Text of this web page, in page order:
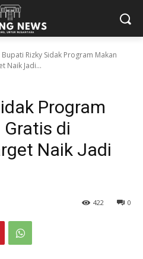
Bupati Rizky Sidak Program Makan
Naik Jadi...
Program
di
Naik Jadi
0
422